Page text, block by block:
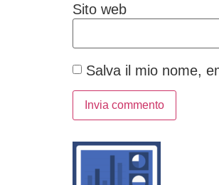
Sito web
Salva il mio nome,